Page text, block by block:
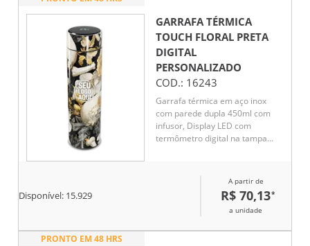
GARRAFA TÉRMICA
TOUCH FLORAL PRETA
DIGITAL
PERSONALIZADO
COD.: 16243
Garrafa térmica em aço inox
com parede dupla 450ml com
infusor, Display LED com
termômetro digital na tampa
Disponível: 15.929
A partir de
R$ 70,13*
a unidade
PRONTO EM 48 HRS